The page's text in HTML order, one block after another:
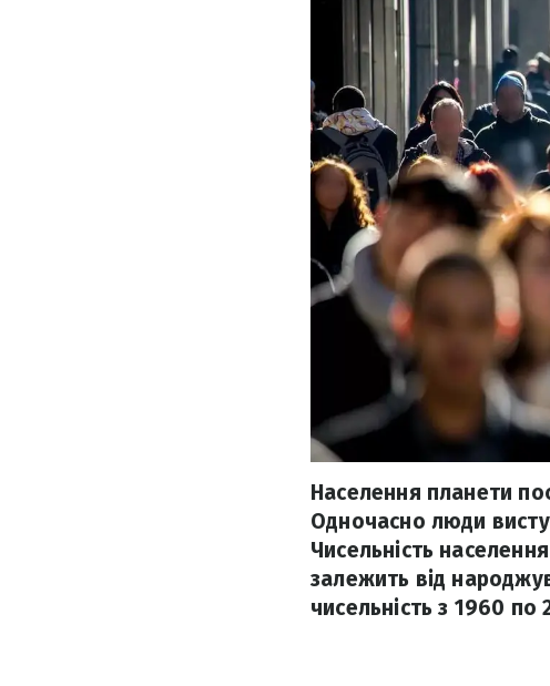
Населення планети
Одночасно люди
Чисельність
залежить від
чисельність з 1960 по